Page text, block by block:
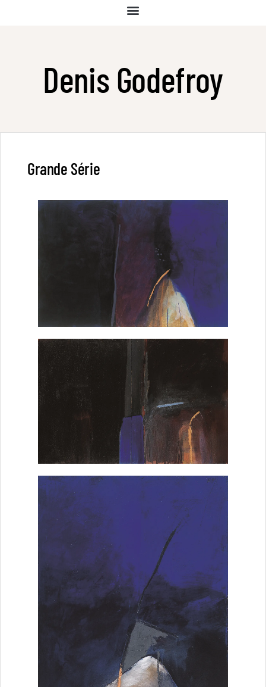
Denis Godefroy
Grande Série